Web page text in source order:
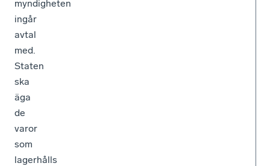
myndigheten
ingår
avtal
med.
Staten
ska
äga
de
varor
som
lagerhålls